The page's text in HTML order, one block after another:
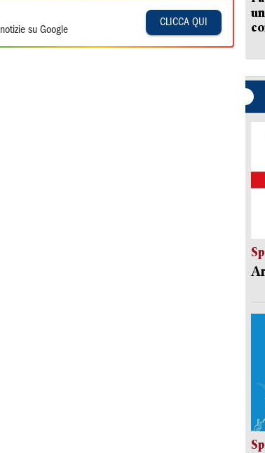
su Google
CLICCA QUI